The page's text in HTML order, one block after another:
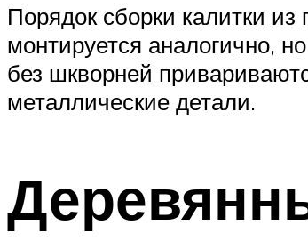
Порядок сборки калитки
монтируется аналогично,
без шкворней
металлические детали.